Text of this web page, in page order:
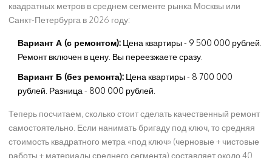
квадратных метров в среднем сегменте рынка Москвы или
Санкт-Петербурга в 2026 году:
Вариант А (с ремонтом): Цена квартиры - 9 500 000 рублей.
Ремонт включен в цену. Вы переезжаете сразу.
Вариант Б (без ремонта): Цена квартиры - 8 700 000
рублей. Разница - 800 000 рублей.
Теперь посчитаем, сколько стоит сделать качественный ремонт
самостоятельно. Если нанимать бригаду под ключ, то средняя
стоимость квадратного метра «под ключ» (черновые + чистовые
работы + материалы среднего сегмента) составляет около 40